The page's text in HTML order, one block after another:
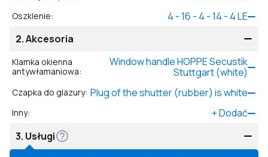
Oszklenie:
4 - 16 - 4 - 14 - 4 LE
2.Akcesoria
Klamka okienna
antywłamaniowa:
Window handle HOPPE Secustik
Stuttgart (white)
Czapka do glazury: Plug of the shutter (rubber) is white
Inny: +Dodać
3. Usługi